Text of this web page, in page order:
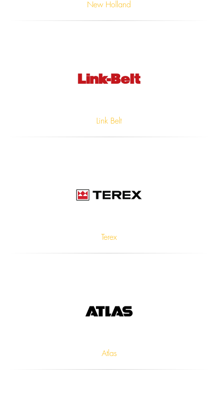
New Holland
Link Belt
Terex
Atlas